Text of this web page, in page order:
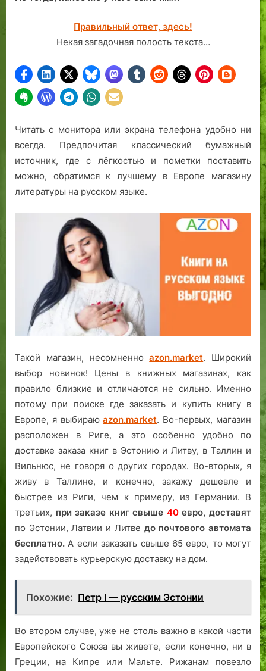
Правильный ответ, здесь!
Некая загадочная полость текста…
Читать с монитора или экрана телефона удобно ни
всегда. Предпочитая классический бумажный
источник, где с лёгкостью и пометки поставить
можно, обратимся к лучшему в Европе магазину
литературы на русском языке.
Такой магазин, несомненноazon.market. Широкий
выбор новинок! Цены в книжных магазинах, как
правило близкие и отличаются не сильно. Именно
потому при поиске где заказать и купить книгу в
Европе, я выбираюazon.market. Во-первых, магазин
расположен в Риге, а это особенно удобно по
доставке заказа книг в Эстонию и Литву, в Таллин и
Вильнюс, не говоря о других городах. Во-вторых, я
живу в Таллине, и конечно, закажу дешевле и
быстрее из Риги, чем к примеру, из Германии. В
третьих, при заказе книг свыше 40евро, доставят
по Эстонии, Латвии и Литве до почтового автомата
бесплатно. А если заказать свыше 65 евро, то могут
задействовать курьерскую доставку на дом.
Похожие: Петр I — русским Эстонии
Во втором случае, уже не столь важно в какой части
Европейского Союза вы живете, если конечно, ни в
Греции, на Кипре или Мальте. Рижанам повезло